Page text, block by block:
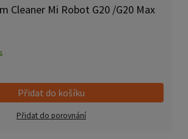
Cleaner Mi Robot G20 /G20 Max
Přidat do košíku
Přidat do porovnání